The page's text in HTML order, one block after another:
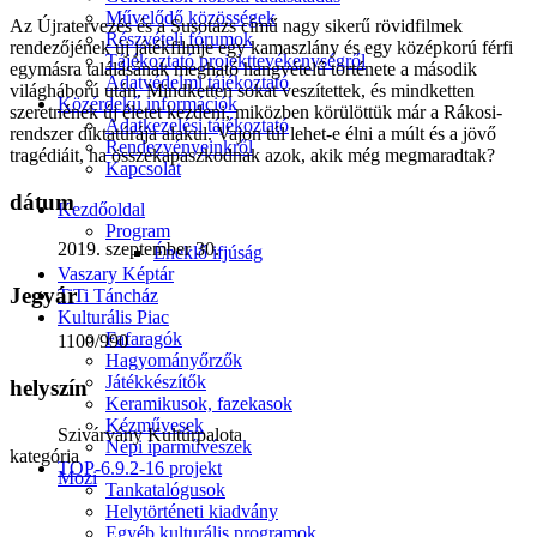
Művelődő közösségek
Részvételi fórumok
Tájékoztató projekttevékenységről
Adatvédelmi tájékoztató
Közérdekű információk
Adatkezelési tájékoztató
Rendezvényeinkről
Kapcsolat
Kezdőoldal
Program
Éneklő ifjúság
Vaszary Képtár
TiTi Táncház
Kulturális Piac
Fafaragók
Hagyományőrzők
Játékkészítők
Keramikusok, fazekasok
Kézművesek
Népi iparművészek
TOP-6.9.2-16 projekt
Tankatalógusok
Helytörténeti kiadvány
Egyéb kulturális programok
Az Újratervezés és a Susotázs című nagy sikerű rövidfilmek
rendezőjének új játékfilmje egy kamaszlány és egy középkorú férfi
egymásra találásának megható hangvételű története a második
világháború után. Mindketten sokat veszítettek, és mindketten
szeretnének új életet kezdeni, miközben körülöttük már a Rákosi-
rendszer diktatúrája alakul. Vajon túl lehet-e élni a múlt és a jövő
tragédiáit, ha összekapaszkodnak azok, akik még megmaradtak?
dátum
2019. szeptember 30.
Jegyár
1100/990
helyszín
Szivárvány Kultúrpalota
kategória
Mozi